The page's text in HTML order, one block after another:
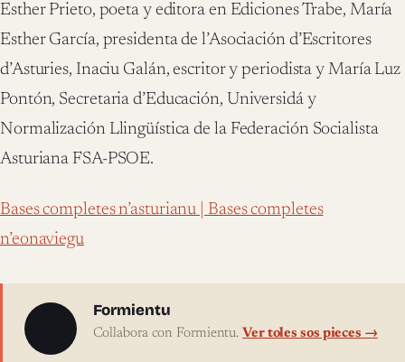
Esther Prieto, poeta y editora en Ediciones Trabe, María
Esther García, presidenta de l’Asociación d’Escritores
d’Asturies, Inaciu Galán, escritor y periodista y María Luz
Pontón, Secretaria d’Educación, Universidá y
Normalización Llingüística de la Federación Socialista
Asturiana FSA-PSOE.
Bases completes n’asturianu | Bases completes
n’eonaviegu
Sobre l'autor
Formientu
Collabora con Formientu.Ver toles sos pieces →